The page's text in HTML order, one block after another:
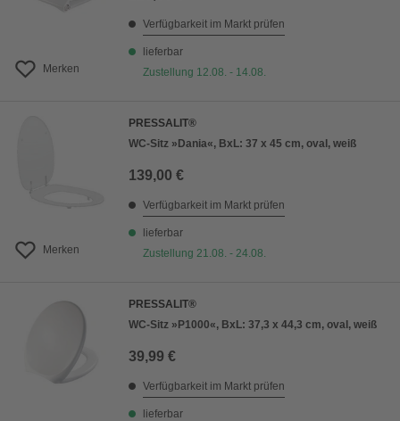
Merken
Verfügbarkeit im Markt prüfen
lieferbar
Zustellung 12.08. - 14.08.
Merken
PRESSALIT®
WC-Sitz »Dania«, BxL: 37 x 45 cm, oval, weiß
139,00 €
Verfügbarkeit im Markt prüfen
lieferbar
Zustellung 21.08. - 24.08.
PRESSALIT®
WC-Sitz »P1000«, BxL: 37,3 x 44,3 cm, oval, weiß
39,99 €
Verfügbarkeit im Markt prüfen
lieferbar